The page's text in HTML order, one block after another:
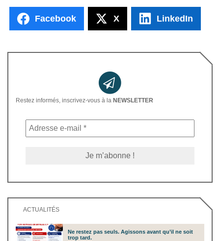
Facebook X LinkedIn
Restez informés, inscrivez-vous à la NEWSLETTER
ACTUALITÉS
Ne restez pas seuls. Agissons avant qu’il ne soit
trop tard.